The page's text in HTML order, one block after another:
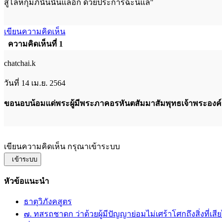
สู่โลหกุมภีนั้นนั่นแลอีก ด้วยประการฉะนี้แล"
เขียนความคิดเห็น
ความคิดเห็นที่ 1
chatchai.k
วันที่ 14 เม.ย. 2564
ขอนอบน้อมแด่พระผู้มีพระภาคอรหันตสัมมาสัมพุทธเจ้าพระอง
เขียนความคิดเห็น กรุณาเข้าระบบ
เข้าระบบ
หัวข้อแนะนำ
ธาตุวิภังคสูตร
๗. ทสรถชาดก ว่าด้วยผู้มีปัญญาย่อมไม่เศร้าโศกถึงสิ่งที่เสี